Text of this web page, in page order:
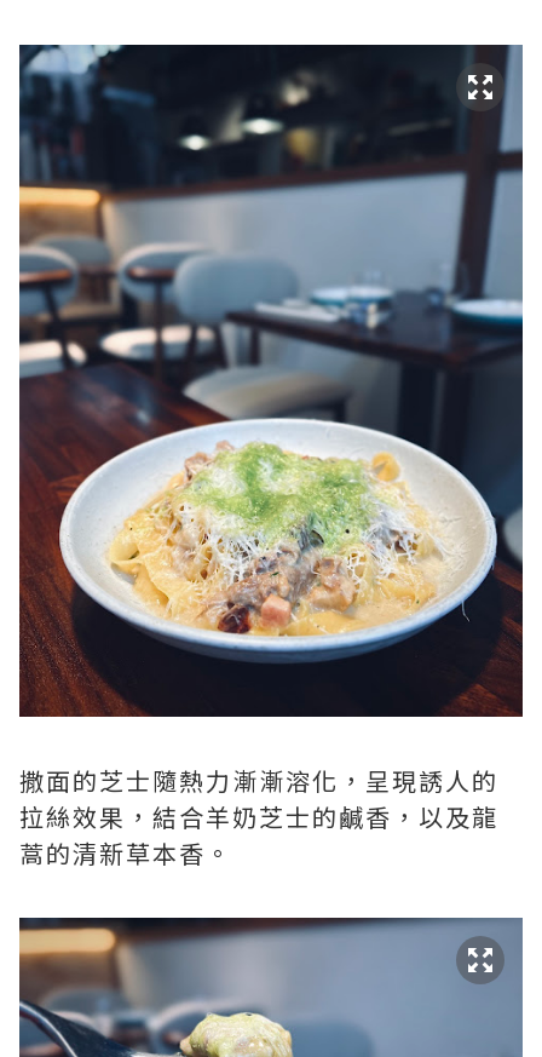
撒面的芝士隨熱力漸漸溶化，呈現誘人的
拉絲效果，結合羊奶芝士的鹹香，以及龍
蒿的清新草本香。